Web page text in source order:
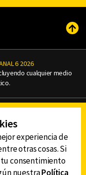
6 2026
cualquier medio
experiencia de
otras cosas. Si
tu consentimiento
nuestraPolítica